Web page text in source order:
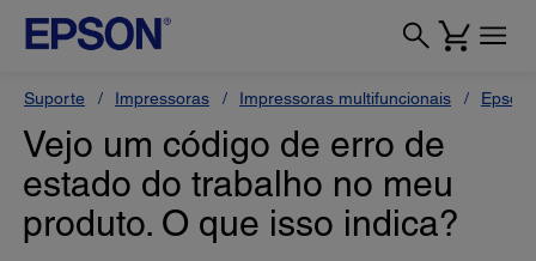
Suporte Impressoras Impressoras multifuncionais Epson
Vejo um código de erro de
estado do trabalho no meu
produto. O que isso indica?